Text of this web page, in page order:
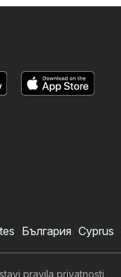
България Cyprus
pravila privatnosti